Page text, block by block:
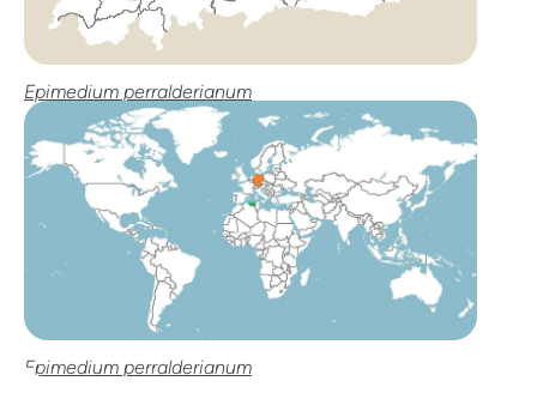
Epimedium perralderianum
Epimedium perralderianum